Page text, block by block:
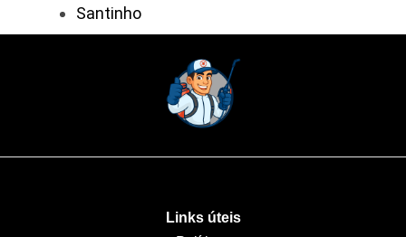
Santinho
Links úteis